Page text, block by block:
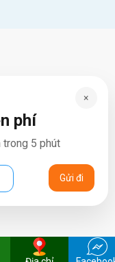
×
phí
trong 5 phút